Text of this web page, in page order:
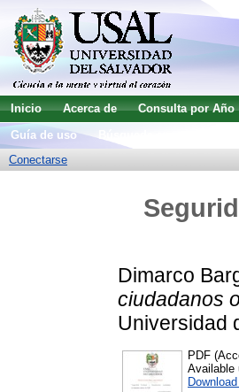
Inicio Acerca de Consulta por Año
Guía de uso
Conectarse
Dimarco
ciudadanos
Universidad
PDF
Available